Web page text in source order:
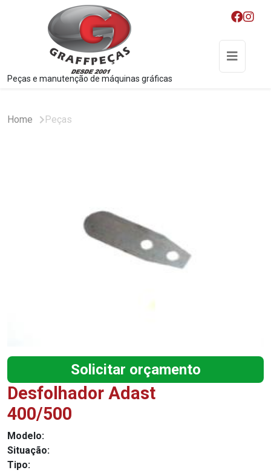
Peças e manutenção de máquinas gráficas
Home Peças
Solicitar orçamento
Desfolhador Adast
400/500
Modelo:
Situação:
Tipo: